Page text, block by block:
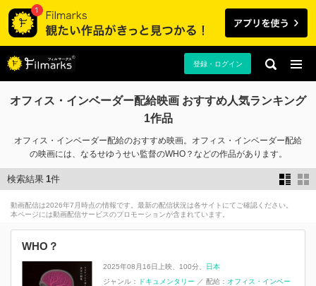
登録・ログイン
オフィス・インベーダー配給映画 おすすめ人気ランキング
1作品
オフィス・インベーダー配給のおすすめ映画。オフィス・インベーダー配給
の映画には、なるせゆうせい監督のWHO？などの作品があります。
検索結果 1件
動画配信は2026年7月時点の情報です。最新の配信状況は各サイトにてご確認ください。
本ページには動画配信サービスのプロモーションが含まれています。
WHO？
2025年08月16日上映 100分
日本
ジャンル：
ドキュメンタリー ／ 配給： オフィス・インベー